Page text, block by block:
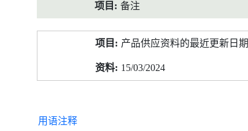
备注
产品供应资料的最近更新日期
15/03/2024
用语注释